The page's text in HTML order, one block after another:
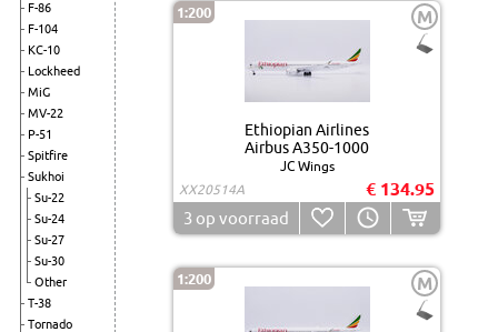
F-86
F-104
KC-10
Lockheed
MiG
MV-22
P-51
Spitfire
Sukhoi
Su-22
Su-24
Su-27
Su-30
Other
T-38
Tornado
1:200 M
Ethiopian Airlines
Airbus A350-1000
JC Wings
XX20514A
€ 134.95
3 op voorraad
1:200 M